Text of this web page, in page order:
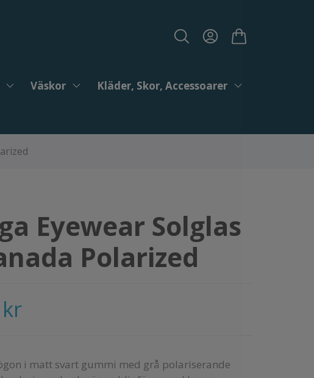
Väskor
Kläder, Skor, Accessoarer
Eyewear Solglas
Polarized
i matt svart gummi med grå polariserande